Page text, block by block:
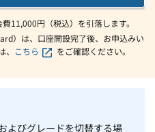
11,000円（税込）を引落します。
）は、口座開設完了後、お申込みい
こちら をご確認ください。
よびグレードを切替する場